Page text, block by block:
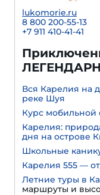
lukomorie.ru
8 800 200-55-13
+7 911 410-41-41
Вся Карелия на
реке Шуя
Курс мобильной
Карелия:
дня на острове
Школьные
Карелия 555 —
Летние туры в
маршруты и